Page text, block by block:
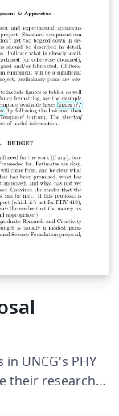
UNCG's PHY
their research